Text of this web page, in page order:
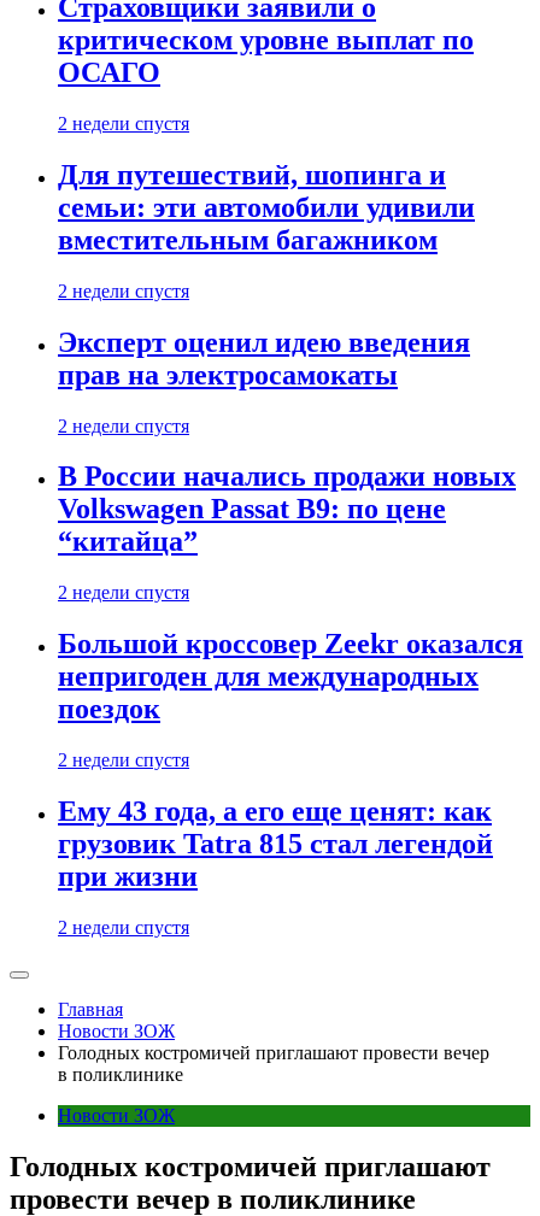
Страховщики заявили о
критическом уровне выплат по
ОСАГО
2 недели спустя
Для путешествий, шопинга и
семьи: эти автомобили удивили
вместительным багажником
2 недели спустя
Эксперт оценил идею введения
прав на электросамокаты
2 недели спустя
В России начались продажи новых
Volkswagen Passat B9: по цене
“китайца”
2 недели спустя
Большой кроссовер Zeekr оказался
непригоден для международных
поездок
2 недели спустя
Ему 43 года, а его еще ценят: как
грузовик Tatra 815 стал легендой
при жизни
2 недели спустя
Главная
Новости ЗОЖ
Голодных костромичей приглашают провести вечер
в поликлинике
Новости ЗОЖ
Голодных костромичей приглашают
провести вечер в поликлинике